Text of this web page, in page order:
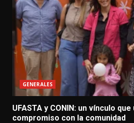
GENERALES
UFASTA y CONIN: un vínculo
compromiso con la comunidad